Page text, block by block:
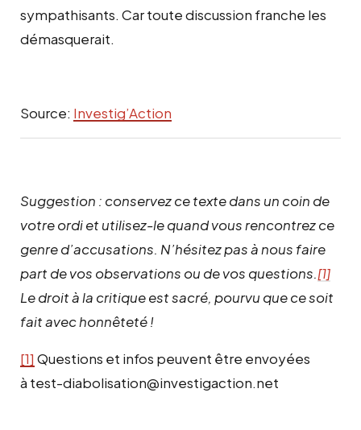
sympathisants. Car toute discussion franche les
démasquerait.
Source: Investig’Action
Suggestion : conservez ce texte dans un coin de
votre ordi et utilisez-le quand vous rencontrez ce
genre d’accusations. N’hésitez pas à nous faire
part de vos observations ou de vos questions.[1]
Le droit à la critique est sacré, pourvu que ce soit
fait avec honnêteté !
[1] Questions et infos peuvent être envoyées
à test-diabolisation@investigaction.net